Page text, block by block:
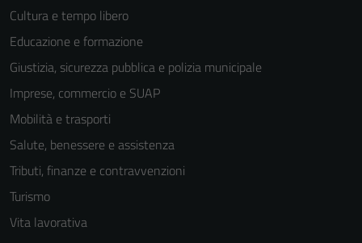
Cultura e tempo libero
Educazione e formazione
Giustizia, sicurezza pubblica e polizia municipale
Imprese, commercio e SUAP
Mobilità e trasporti
Salute, benessere e assistenza
Tributi, finanze e contravvenzioni
Turismo
Vita lavorativa